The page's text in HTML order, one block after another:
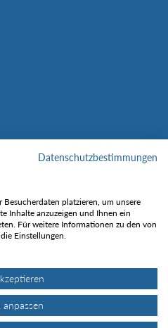
mir
Datenschutzbestimmungen
platzieren, um unsere
Inhalte anzuzeigen und Ihnen ein
Für weitere Informationen zu den von
Einstellungen.
anpassen